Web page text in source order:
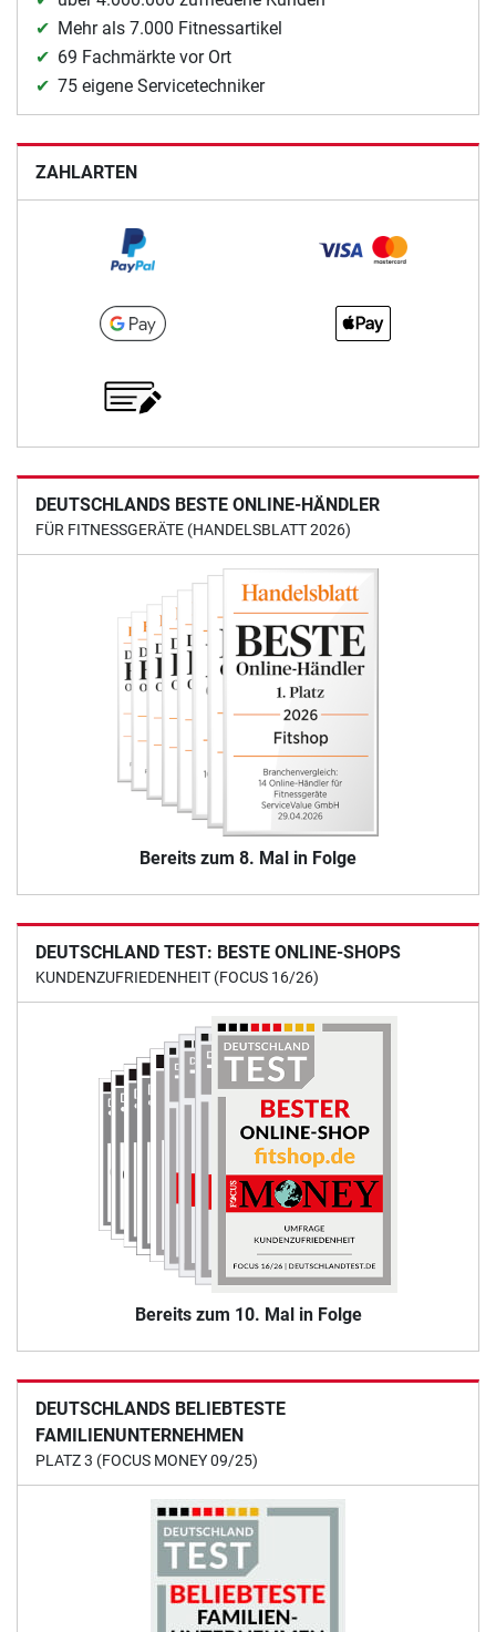
Mehr als 7.000 Fitnessartikel
69 Fachmärkte vor Ort
75 eigene Servicetechniker
ZAHLARTEN
DEUTSCHLANDS BESTE ONLINE-HÄNDLER
FÜR FITNESSGERÄTE (HANDELSBLATT 2026)
Bereits zum 8. Mal in Folge
DEUTSCHLAND TEST: BESTE ONLINE-SHOPS
KUNDENZUFRIEDENHEIT (FOCUS 16/26)
Bereits zum 10. Mal in Folge
DEUTSCHLANDS BELIEBTESTE
FAMILIENUNTERNEHMEN
PLATZ 3 (FOCUS MONEY 09/25)